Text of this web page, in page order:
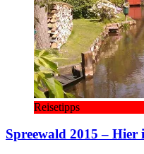
Reisetipps
Spreewald 2015 – Hier